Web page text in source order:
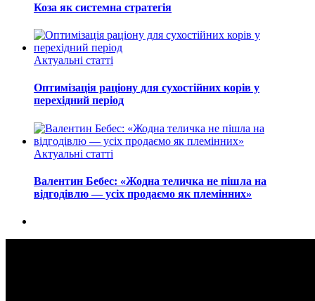
Коза як системна стратегія
Актуальні статті
Оптимізація раціону для сухостійних корів у
перехідний період
Актуальні статті
Валентин Бебес: «Жодна теличка не пішла на
відгодівлю — усіх продаємо як племінних»